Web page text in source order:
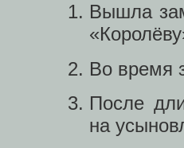
Вышла
Во время
После
на